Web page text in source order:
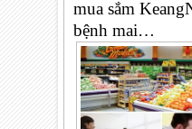
mua sắm
bệnh mai…